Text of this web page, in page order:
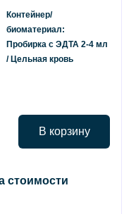
Контейнер/
биоматериал:
Пробирка с ЭДТА 2-4 мл
/ Цельная кровь
В корзину
стоимости